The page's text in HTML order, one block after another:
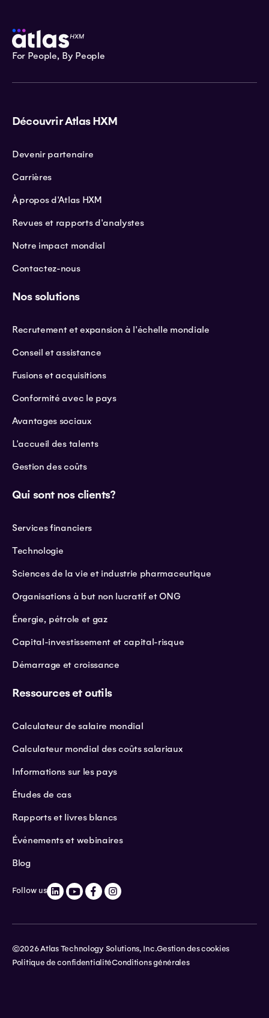
For People, By People
Découvrir Atlas HXM
Devenir partenaire
Carrières
À propos d'Atlas HXM
Revues et rapports d'analystes
Notre impact mondial
Contactez-nous
Nos solutions
Recrutement et expansion à l'échelle mondiale
Conseil et assistance
Fusions et acquisitions
Conformité avec le pays
Avantages sociaux
L'accueil des talents
Gestion des coûts
Qui sont nos clients?
Services financiers
Technologie
Sciences de la vie et industrie pharmaceutique
Organisations à but non lucratif et ONG
Énergie, pétrole et gaz
Capital-investissement et capital-risque
Démarrage et croissance
Ressources et outils
Calculateur de salaire mondial
Calculateur mondial des coûts salariaux
Informations sur les pays
Études de cas
Rapports et livres blancs
Événements et webinaires
Blog
Follow us
©2026 Atlas Technology Solutions, Inc.Gestion des cookies
Politique de confidentialitéConditions générales